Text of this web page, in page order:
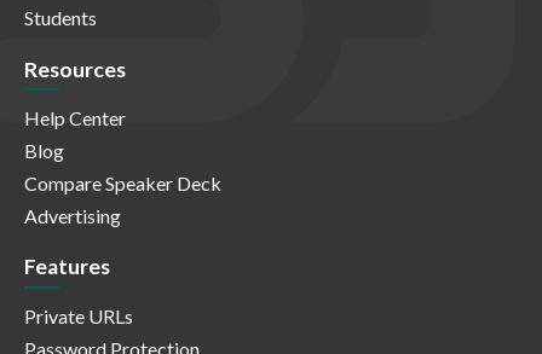
Students
Resources
Help Center
Blog
Compare Speaker Deck
Advertising
Features
Private URLs
Password Protection